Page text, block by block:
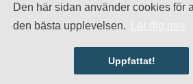
Den här sidan använder cookies för
den bästa upplevelsen.
Uppfattat!